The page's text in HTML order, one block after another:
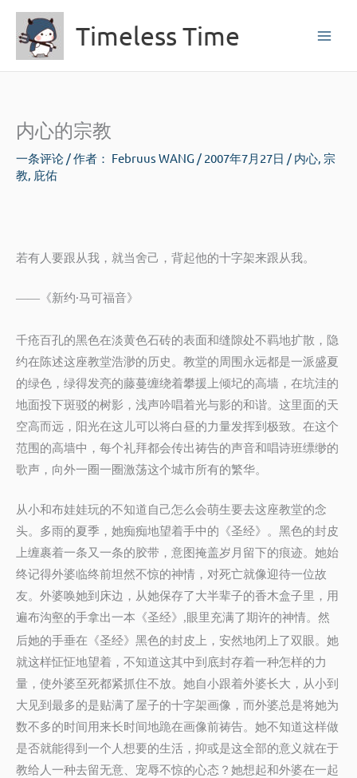
容
Timeless Time
内心的宗教
一条评论 / 作者： Februus WANG / 2007年7月27日 / 内心 宗
教 庇佑
若有人要跟从我，就当舍己，背起他的十字架来跟从我。
—— 《新约·马可福音》
千疮百孔的黑色在淡黄色石砖的表面和缝隙处不羁地扩散，隐
约在陈述这座教堂浩渺的历史。教堂的周围永远都是一派盛夏
的绿色，绿得发亮的藤蔓缠绕着攀援上倾圮的高墙，在坑洼的
地面投下斑驳的树影，浅声吟唱着光与影的和谐。这里面的天
空高而远，阳光在这儿可以将白昼的力量发挥到极致。在这个
范围的高墙中，每个礼拜都会传出祷告的声音和唱诗班缥缈的
歌声，向外一圈一圈激荡这个城市所有的繁华。
从小和布娃娃玩的不知道自己怎么会萌生要去这座教堂的念
头。多雨的夏季，她痴痴地望着手中的《圣经》。黑色的封皮
上缠裹着一条又一条的胶带，意图掩盖岁月留下的痕迹。她始
终记得外婆临终前坦然不惊的神情，对死亡就像迎待一位故
友。外婆唤她到床边，从她保存了大半辈子的香木盒子里，用
遍布沟壑的手拿出一本《圣经》 ,眼里充满了期许的神情。然
后她的手垂在《圣经》黑色的封皮上，安然地闭上了双眼。她
就这样怔怔地望着，不知道这其中到底封存着一种怎样的力
量，使外婆至死都紧抓住不放。她自小跟着外婆长大，从小到
大见到最多的是贴满了屋子的十字架画像，而外婆总是将她为
数不多的时间用来长时间地跪在画像前祷告。她不知道这样做
是否就能得到一个人想要的生活，抑或是这全部的意义就在于
教给人一种去留无意、宠辱不惊的心态？她想起和外婆在一起